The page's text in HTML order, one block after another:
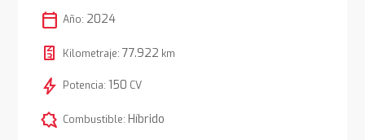
calendar_today Año: 2024
Kilometraje: 77.922 km
bolt Potencia: 150 CV
comic_bubble Combustible: Híbrido